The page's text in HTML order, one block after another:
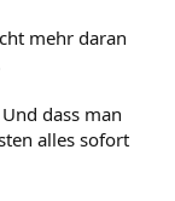
mehr daran
dass man
alles sofort